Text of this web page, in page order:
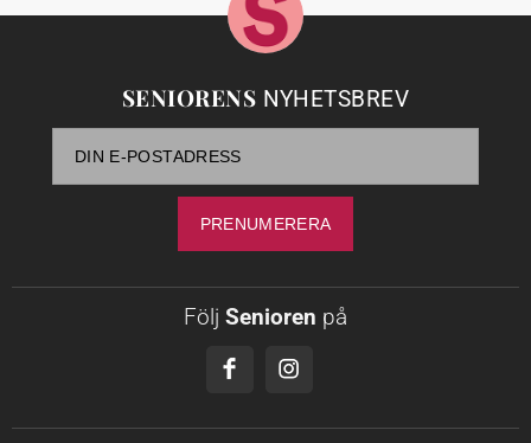
SENIORENS NYHETSBREV
Följ Senioren på